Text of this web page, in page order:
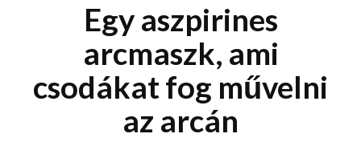
Egy aszpirines
arcmaszk, ami
csodákat fog művelni
az arcán